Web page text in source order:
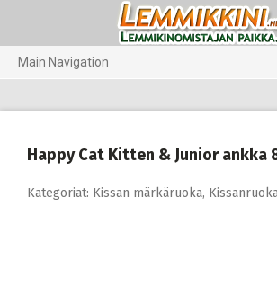
Main Navigation
Eläinlääkäriruoat
Koti ja piha
Happy Cat Kitten & Junior ankka
Kategoriat: Kissan märkäruoka,